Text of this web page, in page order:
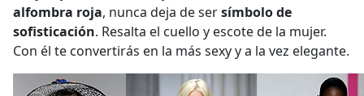
alfombra roja, nunca deja de sersímbolo de
sofisticación. Resalta el cuello y escote de la mujer.
Con él te convertirás en la más sexy y a la vez elegante.